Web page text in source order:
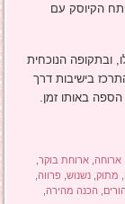
הקיוסק עם
ובתקופה הנוכחית
בישיבות דרך
באותו זמן.
,ארוחה ,ארוחת בוקר
מתוק ,נשנוש פרווה
הורים הכנה מהירה